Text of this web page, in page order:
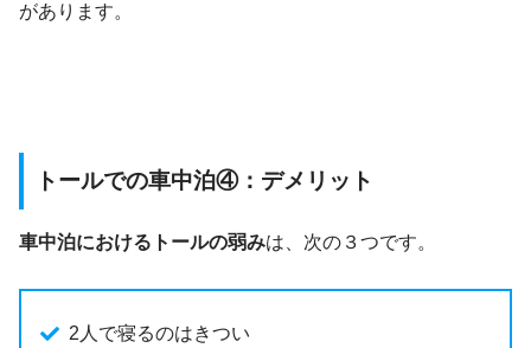
があります。
トールでの車中泊④：デメリット
車中泊におけるトールの弱みは、次の３つです。
2人で寝るのはきつい